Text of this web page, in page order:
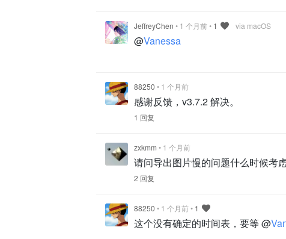
JeffreyChen • 1 个月前• 1 via macOS
@Vanessa
88250 • 1 个月前
感谢反馈，v3.7.2 解决。
1 回复
zxkmm • 1 个月前
请问导出图片慢的问题什么时候考
2 回复
88250 • 1 个月前• 1
这个没有确定的时间表，要等 @